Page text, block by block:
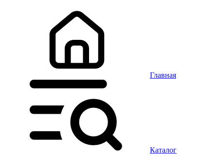
Главная
Каталог